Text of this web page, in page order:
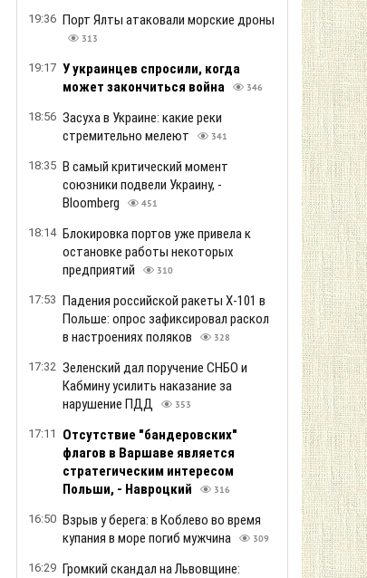
19:36 Порт Ялты атаковали морские дроны
313
19:17 У украинцев спросили, когда
может закончиться война
346
18:56 Засуха в Украине: какие реки
стремительно мелеют
341
18:35 В самый критический момент
союзники подвели Украину, -
Bloomberg
451
18:14 Блокировка портов уже привела к
остановке работы некоторых
предприятий
310
17:53 Падения российской ракеты Х-101 в
Польше: опрос зафиксировал раскол
в настроениях поляков
328
17:32 Зеленский дал поручение СНБО и
Кабмину усилить наказание за
нарушение ПДД
353
17:11
Отсутствие "бандеровских"
флагов в Варшаве является
стратегическим интересом
Польши, - Навроцкий
316
16:50 Взрыв у берега: в Коблево во время
купания в море погиб мужчина
309
16:29 Громкий скандал на Львовщине: